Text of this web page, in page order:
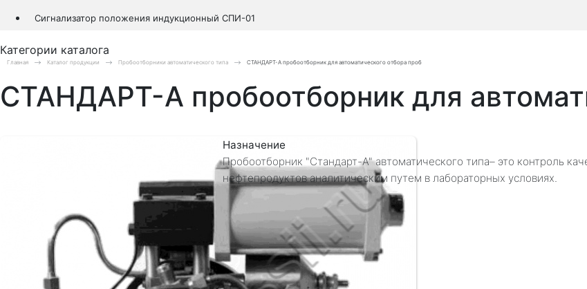
Сигнализатор положения индукционный СПИ-01
Категории каталога
Главная Каталог продукции Пробоотборники автоматического типа СТАНДАРТ-А пробоотборник для автоматического отбора проб
СТАНДАРТ-А пробоотборник для
Назначение
Пробоотборник "Стандарт-А" автоматического типа– это контроль
нефтепродуктов аналитическим путем в лабораторных условиях.